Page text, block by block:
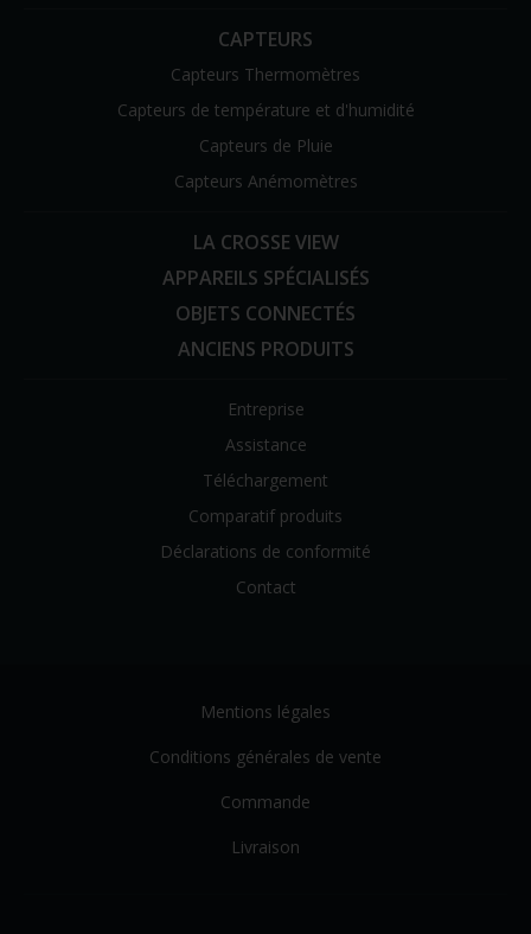
CAPTEURS
Capteurs Thermomètres
Capteurs de température et d'humidité
Capteurs de Pluie
Capteurs Anémomètres
LA CROSSE VIEW
APPAREILS SPÉCIALISÉS
OBJETS CONNECTÉS
ANCIENS PRODUITS
Entreprise
Assistance
Téléchargement
Comparatif produits
Déclarations de conformité
Contact
Mentions légales
Conditions générales de vente
Commande
Livraison